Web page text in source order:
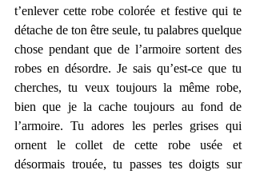
t’enlever cette robe colorée et festive qui te
détache de ton être seule, tu palabres quelque
chose pendant que de l’armoire sortent des
robes en désordre. Je sais qu’est-ce que tu
cherches, tu veux toujours la même robe,
bien que je la cache toujours au fond de
l’armoire. Tu adores les perles grises qui
ornent le collet de cette robe usée et
désormais trouée, tu passes tes doigts sur